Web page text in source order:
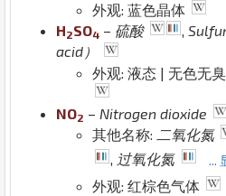
外观: 蓝色晶体
H2SO4 – 硫酸 ,
acid）
外观: 液态 | 无色无
NO2 – Nitrogen dioxide
其他名称: 二氧化氮
过氧化氮 ...
外观: 红棕色气体